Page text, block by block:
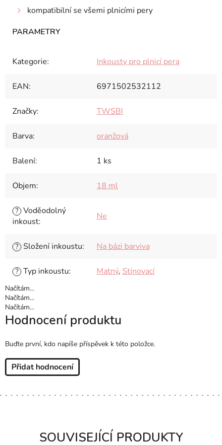
SOUVISEJÍCÍ PRODUKTY
kompatibilní se všemi plnicími pery
Kategorie: Inkousty pro plnicí pera
EAN: 6971502532112
Značky: TWSBI
Barva: oranžová
Balení: 1 ks
Objem: 18 ml
? Voděodolný
inkoust: Ne
? Složení inkoustu: Na bázi barviva
? Typ inkoustu: Matný, Stínovací
Načítám...
Načítám...
Načítám...
Hodnocení produktu
Buďte první, kdo napíše příspěvek k této položce.
Přidat hodnocení